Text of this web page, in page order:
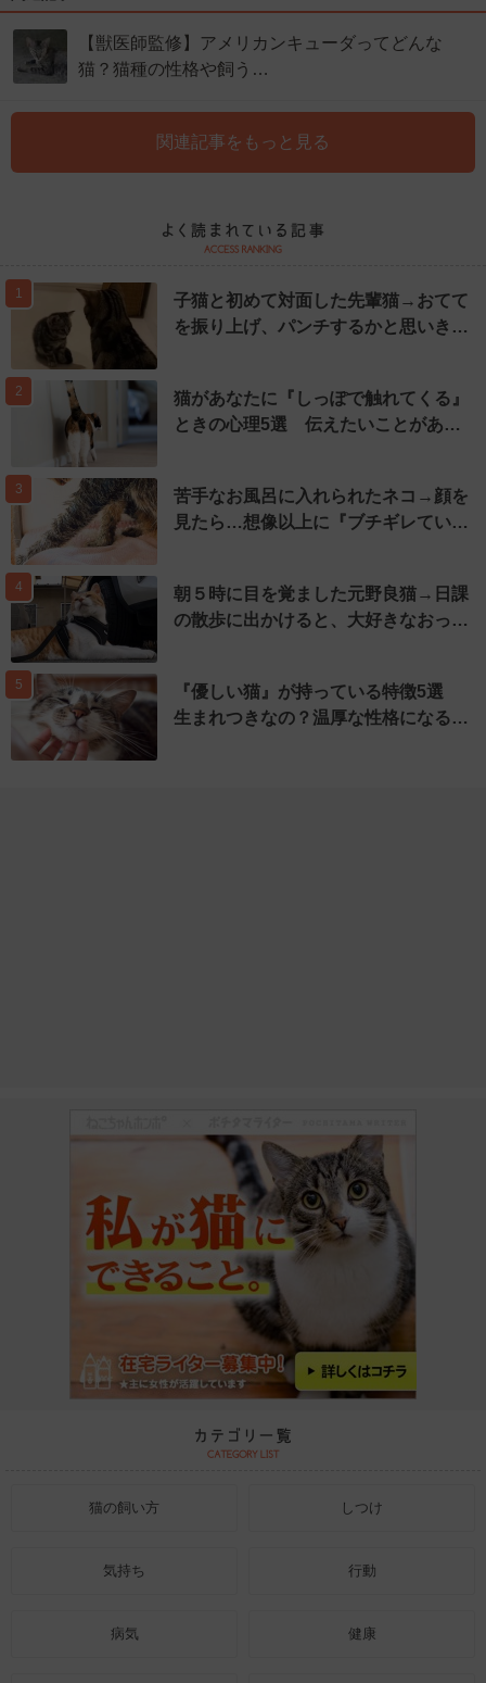
【獣医師監修】アメリカンキューダってどんな
猫？猫種の性格や飼う…
関連記事をもっと見る
1
子猫と初めて対面した先輩猫→おてて
を振り上げ、パンチするかと思いき…
2
猫があなたに『しっぽで触れてくる』
ときの心理5選 伝えたいことがあ…
3
苦手なお風呂に入れられたネコ→顔を
見たら…想像以上に『ブチギレてい…
4
朝５時に目を覚ました元野良猫→日課
の散歩に出かけると、大好きなおっ…
5
『優しい猫』が持っている特徴5選
生まれつきなの？温厚な性格になる…
猫の飼い方 しつけ
気持ち 行動
病気 健康